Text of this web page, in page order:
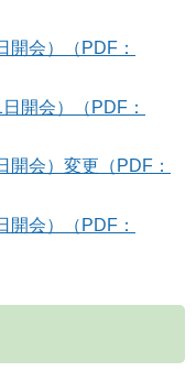
開会）（PDF：
開会）（PDF：
開会）変更（PDF：
開会）（PDF：